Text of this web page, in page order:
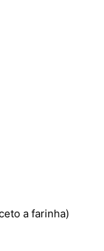
a farinha)